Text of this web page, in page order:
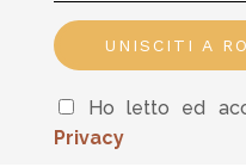
UNISCITI A
Ho letto ed
Privacy